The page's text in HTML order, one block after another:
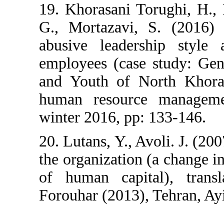
19. Khorasani
G., Mortazavi,
abusive
employees
and Youth of
human
winter 2016,
20. Lutans, Y.,
the
of human
Forouhar